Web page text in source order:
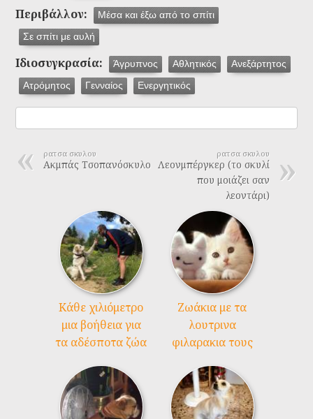
Περιβάλλον: Μέσα και έξω από το σπίτι
Σε σπίτι με αυλή
Ιδιοσυγκρασία: Άγρυπνος Αθλητικός Ανεξάρτητος
Ατρόμητος Γενναίος Ενεργητικός
ρατσα σκυλου
Λεονμπέργκερ (το σκυλί
που μοιάζει σαν
λεοντάρι)
ρατσα σκυλου
Ακμπάς Τσοπανόσκυλο
Kάθε χιλιόμετρο
μια βοήθεια για
τα αδέσποτα ζώα
Ζωάκια με τα
λουτρινα
φιλαρακια τους